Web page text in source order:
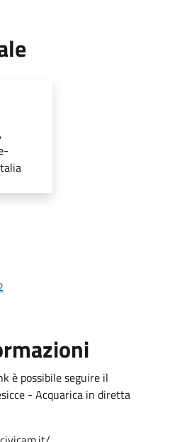
è possibile seguire il
- Acquarica in diretta